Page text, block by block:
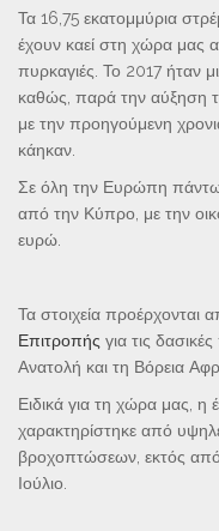
Τα 16,75 εκατομμύρια
έχουν καεί στη χώρα μας
πυρκαγιές. Το 2017 ήταν
καθώς, παρά την αύξηση
με την προηγούμενη
κάηκαν.
Σε όλη την Ευρώπη
από την Κύπρο, με την
ευρώ.
Τα στοιχεία προέρχονται
Επιτροπής για τις
Ανατολή και τη Βόρεια
Ειδικά για τη χώρα μας, η
χαρακτηρίστηκε από
βροχοπτώσεων, εκτός από
Ιούλιο.